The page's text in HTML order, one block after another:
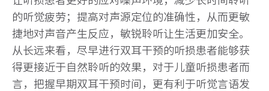
的听觉疲劳；提高对声源定位的准确性，从而更敏
捷地对声音产生反应，敏锐聆听让生活更加安全。
从长远来看，尽早进行双耳干预的听损患者能够获
得更接近于自然聆听的效果，对于儿童听损患者而
言，把握早期双耳干预时间，更有利于听觉言语发